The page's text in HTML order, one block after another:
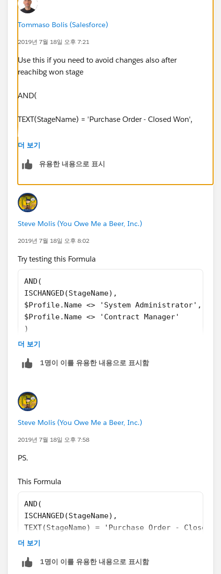
Tommaso Bolis (Salesforce)
2019년 7월 18일 오후 7:21
Use this if you need to avoid changes also after
reachibg won stage
AND(
TEXT(StageName) = 'Purchase Order - Closed Won',
$Profile.Name
더 보기
유용한 내용으로 표시
Steve Molis (You Owe Me a Beer, Inc.)
2019년 7월 18일 오후 8:02
Try testing this Formula
AND(
ISCHANGED(StageName),
$Profile.Name <> 'System Administrator',
$Profile.Name <> 'Contract Manager'
)
If that works, then you know the problem is with the
Stage value in your Formula:
더 보기
1명이 이를 유용한 내용으로 표시함
Steve Molis (You Owe Me a Beer, Inc.)
2019년 7월 18일 오후 7:58
PS.
This Formula
AND(
ISCHANGED(StageName),
TEXT(StageName) = 'Purchase Order - Closed
$Profile.Name <> 'Contract Manager'
더 보기
1명이 이를 유용한 내용으로 표시함